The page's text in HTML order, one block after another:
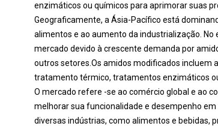
enzimáticos ou químicos para aprimorar suas
Geograficamente, a Ásia-Pacífico está
alimentos e ao aumento da industrialização.
mercado devido à crescente demanda por
outros setores. Os amidos modificados incluem
tratamento térmico, tratamentos enzimáticos
O mercado refere -se ao comércio global e ao
melhorar sua funcionalidade e desempenho
diversas indústrias, como alimentos e bebidas,